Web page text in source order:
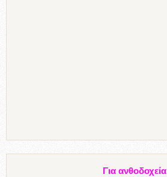
Για ανθοδοχεία